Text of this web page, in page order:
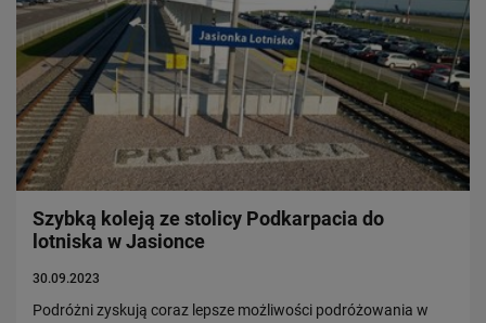
Szybką koleją ze stolicy Podkarpacia do
lotniska w Jasionce
30.09.2023
Podróżni zyskują coraz lepsze możliwości podróżowania w
O PKP Polskich Liniach Kolejowych S.A.
Czym się zajmujemy?
Władze Spółki
Struktura Spółki
Spółki zależne
Raport roczny
Obserwuj nas